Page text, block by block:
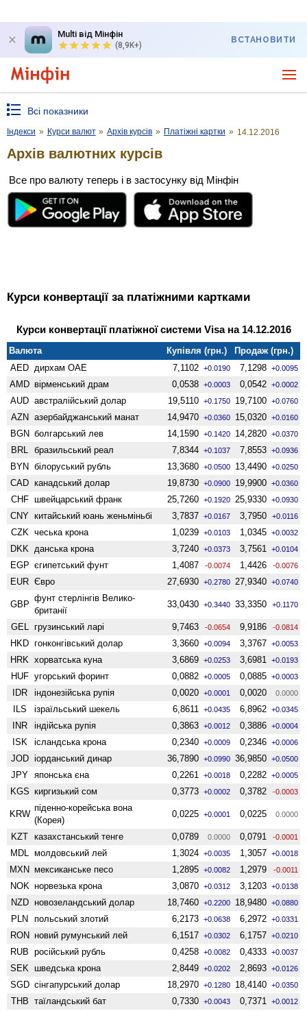
Multi від Мінфін
(8,9K+)
ВСТАНОВИТИ
Всі показники
Індекси » Курси валют » Архів курсів » Платіжні картки » 14.12.2016
Архів валютних курсів
Все про валюту теперь і в застосунку від Мінфін
Курси конвертації за платіжними картками
Курси конвертації платіжної системи Visa на 14.12.2016
Валюта Купівля (грн.)
Продаж (грн.)
AED дирхам ОАЕ 7,1102 +0.0190 7,1298 +0.0095
AMD вiрменський драм 0,0538 +0.0003 0,0542 +0.0002
AUD австралійський долар 19,5110 +0.1750 19,7100 +0.0760
AZN азербайджанський манат 14,9470 +0.0360 15,0320 +0.0160
BGN болгарський лев 14,1590 +0.1420 14,2820 +0.0370
BRL бразильський реал 7,8344 +0.1037 7,8553 +0.0936
BYN білоруський рубль 13,3680 +0.0500 13,4490 +0.0250
CAD канадський долар 19,8730 +0.0900 19,9900 +0.0360
CHF швейцарський франк 25,7260 +0.1920 25,9330 +0.0930
CNY китайський юань женьмiньбi 3,7837 +0.0167 3,7950 +0.0116
CZK чеська крона 1,0239 +0.0103 1,0345 +0.0032
DKK данська крона 3,7240 +0.0373 3,7561 +0.0104
EGP єгипетський фунт 1,4087 -0.0074 1,4426 -0.0076
EUR Євро 27,6930 +0.2780 27,9340 +0.0740
GBP
фунт стерлінгів Велико­
британії
33,0430 +0.3440 33,3350 +0.1170
GEL грузинський ларі 9,7463 -0.0654 9,9186 -0.0814
HKD гонконгівський долар 3,3660 +0.0094 3,3767 +0.0053
HRK хорватська куна 3,6869 +0.0253 3,6981 +0.0193
HUF угорський форинт 0,0882 +0.0005 0,0885 +0.0003
IDR індонезійська рупія 0,0020 +0.0001 0,0020 0.0000
ILS ізраїльський шекель 6,8611 +0.0435 6,8962 +0.0345
INR індійська рупія 0,3863 +0.0012 0,3886 +0.0004
ISK ісландська крона 0,2340 +0.0009 0,2346 +0.0006
JOD іорданський динар 36,7890 +0.0990 36,9850 +0.0500
JPY японська єна 0,2261 +0.0018 0,2282 +0.0005
KGS киргизький сом 0,3773 +0.0002 0,3782 -0.0003
KRW
піденно-корейська вона
(Корея)
0,0225 +0.0001 0,0225 0.0000
KZT казахстанський тенге 0,0789 0.0000 0,0791 -0.0001
MDL молдовський лей 1,3024 +0.0035 1,3057 +0.0018
MXN мексиканське песо 1,2895 +0.0082 1,2979 -0.0011
NOK норвезька крона 3,0870 +0.0312 3,1203 +0.0138
NZD ново­зеландський долар 18,7460 +0.2200 18,9480 +0.0880
PLN польський злотий 6,2173 +0.0638 6,2972 +0.0331
RON новий румунський лей 6,1517 +0.0302 6,1757 +0.0210
RUB російський рубль 0,4258 +0.0082 0,4333 +0.0037
SEK шведська крона 2,8449 +0.0202 2,8693 +0.0126
SGD сінгапурський долар 18,2970 +0.1280 18,4140 +0.0350
THB таїландський бат 0,7330 +0.0043 0,7371 +0.0012